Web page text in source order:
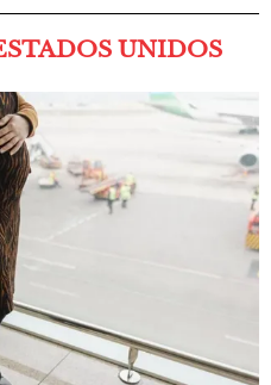
UNIDOS